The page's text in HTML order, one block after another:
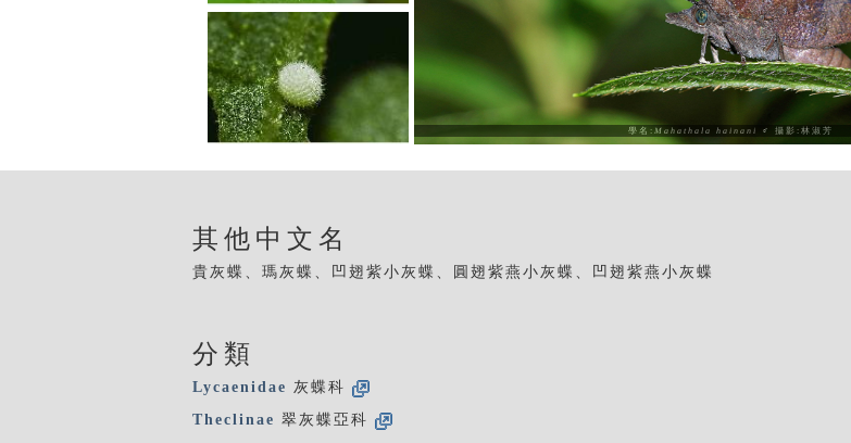
學名: Mahathala hainani ♂ 攝影:林淑芳
其他中文名
貴灰蝶、瑪灰蝶、凹翅紫小灰蝶、圓翅紫燕小灰蝶、凹翅紫燕小灰蝶
分類
Lycaenidae 灰蝶科
Theclinae 翠灰蝶亞科